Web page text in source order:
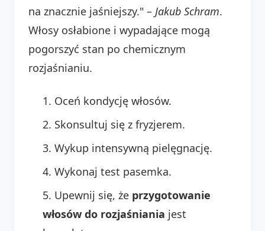
na znacznie jaśniejszy." – Jakub Schram.
Włosy osłabione i wypadające mogą
pogorszyć stan po chemicznym
rozjaśnianiu.
Oceń kondycję włosów.
Skonsultuj się z fryzjerem.
Wykup intensywną pielęgnację.
Wykonaj test pasemka.
Upewnij się, że przygotowanie
włosów do rozjaśniania jest